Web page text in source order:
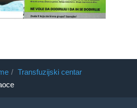
Transfuzijski centar